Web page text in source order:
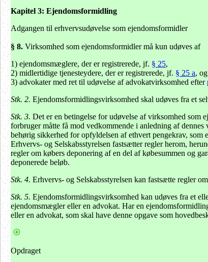
Kapitel 3: Ejendomsformidling
Adgangen til erhvervsudøvelse som ejendomsformidler
§ 8. Virksomhed som ejendomsformidler må kun udøves af
1) ejendomsmæglere, der er registrerede, jf. § 25,
2) midlertidige tjenesteydere, der er registrerede, jf. § 25 a, og
3) advokater med ret til udøvelse af advokatvirksomhed efter
Stk. 2. Ejendomsformidlingsvirksomhed skal udøves fra et
Stk. 3. Det er en betingelse for udøvelse af virksomhed som
forbruger måtte få mod vedkommende i anledning af
behørig sikkerhed for opfyldelsen af ethvert pengekrav,
Erhvervs- og Selskabsstyrelsen fastsætter regler herom,
regler om købers deponering af en del af købesummen og
deponerede beløb.
Stk. 4. Erhvervs- og Selskabsstyrelsen kan fastsætte regler
Stk. 5. Ejendomsformidlingsvirksomhed kan udøves fra et
ejendomsmægler eller en advokat. Har en
eller en advokat, som skal have denne opgave som
Opdraget